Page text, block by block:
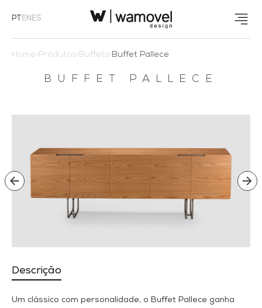
PT EN ES
Home>Produtos>Buffets>Buffet Pallece
BUFFET PALLECE
Descrição
Um clássico com personalidade, o Buffet Pallece ganha